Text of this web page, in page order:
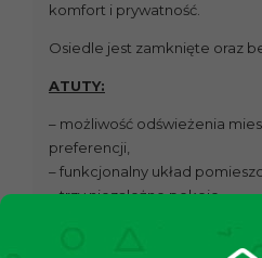
komfort i prywatność.
Osiedle jest zamknięte oraz
ATUTY:
– możliwość odświeżenia
preferencji,
– funkcjonalny układ
– trzy niezależne pokoje,